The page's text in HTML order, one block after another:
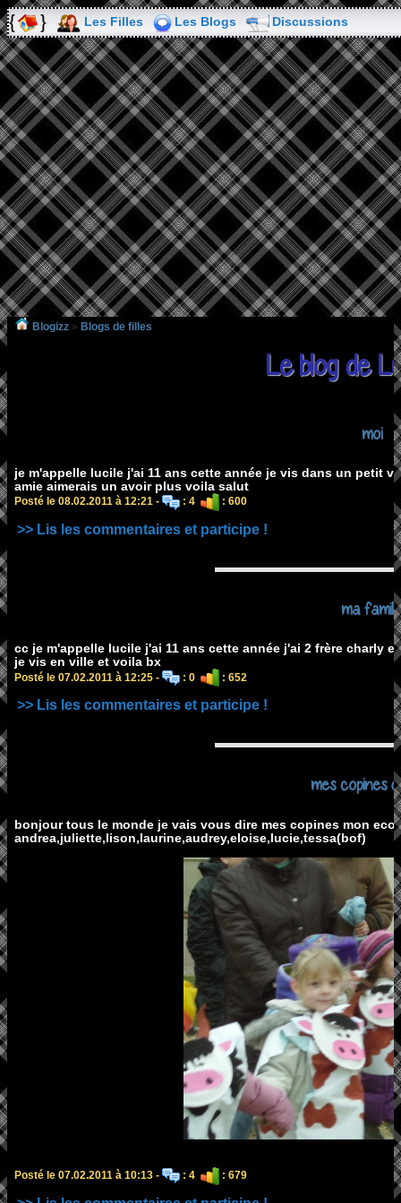
Les Filles Les Blogs Discussions
Blogizz » Blogs de filles
Le blog de
moi
je m'appelle lucile j'ai 11 ans cette année je vis dans un petit
amie aimerais un avoir plus voila salut
Posté le 08.02.2011 à 12:21 - : 4 : 600
>> Lis les commentaires et participe !
ma
cc je m'appelle lucile j'ai 11 ans cette année j'ai 2 frère charly
je vis en ville et voila bx
Posté le 07.02.2011 à 12:25 - : 0 : 652
>> Lis les commentaires et participe !
mes copines
bonjour tous le monde je vais vous dire mes copines mon
andrea,juliette,lison,laurine,audrey,eloise,lucie,tessa(bof)
Posté le 07.02.2011 à 10:13 - : 4 : 679